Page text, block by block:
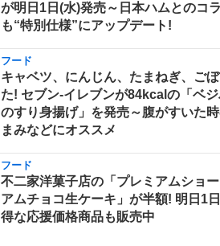
が明日1日(水)発売～日本ハムとのコ
も“特別仕様”にアップデート!
フード
キャベツ、にんじん、たまねぎ、ご
た! セブン‐イレブンが84kcalの「ベ
のすり身揚げ」を発売～腹がすいた
まみなどにオススメ
フード
不二家洋菓子店の「プレミアムショ
アムチョコ生ケーキ」が半額! 明日1
得な応援価格商品も販売中